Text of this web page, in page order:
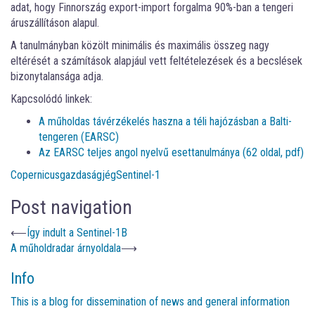
adat, hogy Finnország export-import forgalma 90%-ban a tengeri
áruszállításon alapul.
A tanulmányban közölt minimális és maximális összeg nagy
eltérését a számítások alapjául vett feltételezések és a becslések
bizonytalansága adja.
Kapcsolódó linkek:
A műholdas távérzékelés haszna a téli hajózásban a Balti-
tengeren (EARSC)
Az EARSC teljes angol nyelvű esettanulmánya (62 oldal, pdf)
CopernicusgazdaságjégSentinel-1
Post navigation
⟵Így indult a Sentinel-1B
A műholdradar árnyoldala⟶
Info
This is a blog for dissemination of news and general information